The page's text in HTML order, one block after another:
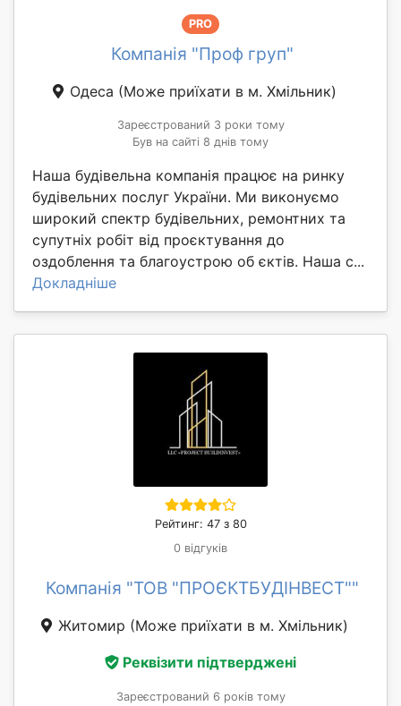
PRO
Компанія "Проф груп"
Одеса (Може приїхати в м. Хмільник)
Зареєстрований 3 роки тому
Був на сайті 8 днів тому
Наша будівельна компанія працює на ринку
будівельних послуг України. Ми виконуємо
широкий спектр будівельних, ремонтних та
супутніх робіт від проєктування до
оздоблення та благоустрою об єктів. Наша с...
Докладніше
Рейтинг: 47 з 80
0 відгуків
Компанія "ТОВ "ПРОЄКТБУДІНВЕСТ""
Житомир (Може приїхати в м. Хмільник)
Реквізити підтверджені
Зареєстрований 6 років тому